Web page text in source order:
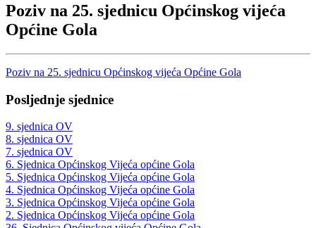
Poziv na 25. sjednicu Općinskog vijeća
Općine Gola
Poziv na 25. sjednicu Općinskog vijeća Općine Gola
Posljednje sjednice
9. sjednica OV
8. sjednica OV
7. sjednica OV
6. Sjednica Općinskog Vijeća općine Gola
5. Sjednica Općinskog Vijeća općine Gola
4. Sjednica Općinskog Vijeća općine Gola
3. Sjednica Općinskog Vijeća općine Gola
2. Sjednica Općinskog Vijeća općine Gola